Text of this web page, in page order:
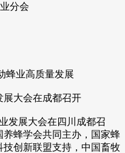
分会
蜂业高质量发展
大会在成都召开
展大会在四川成都召
蜂学会共同主办，国家蜂
创新联盟支持，中国畜牧